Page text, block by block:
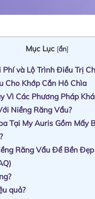
Mục Lục [ẩn]
và Lộ Trình Điều Trị
Cho Khớp Cắn Hô Chìa
Vì Các Phương Pháp
Niềng Răng Vẩu?
Tại My Auris Gồm Mấy
Răng Vẩu Để Bền
quả?